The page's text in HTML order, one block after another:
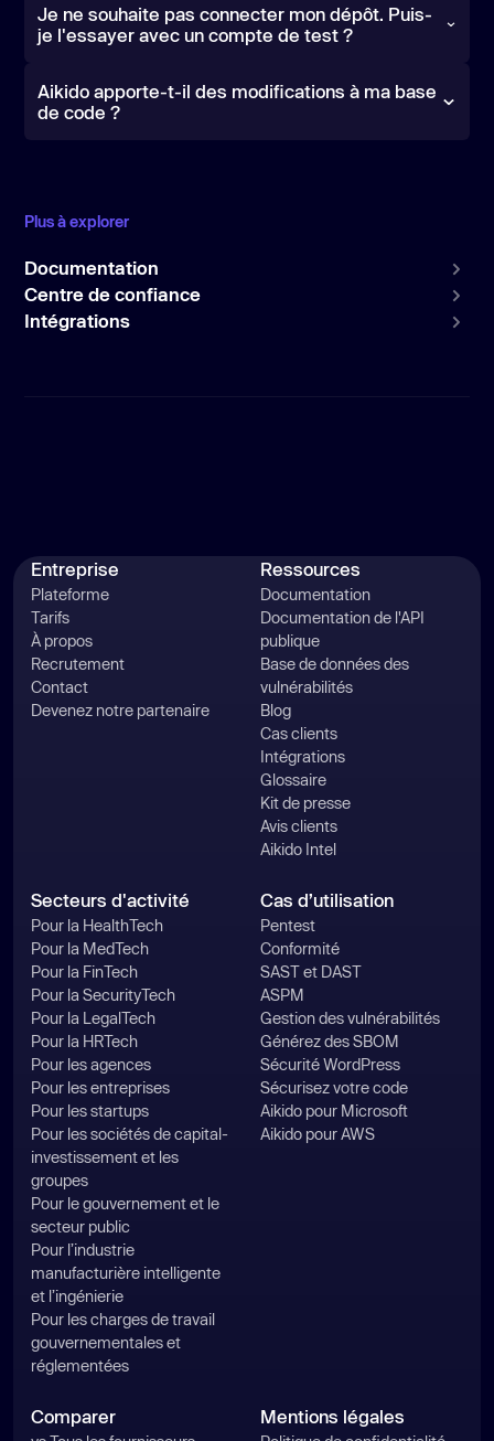
Je ne souhaite pas connecter mon dépôt. Puis-
je l'essayer avec un compte de test ?
Aikido apporte-t-il des modifications à ma base
de code ?
Plus à explorer
Documentation
Centre de confiance
Intégrations
Entreprise
Plateforme
Tarifs
À propos
Recrutement
Contact
Devenez notre partenaire
Ressources
Documentation
Documentation de l'API
publique
Base de données des
vulnérabilités
Blog
Cas clients
Intégrations
Glossaire
Kit de presse
Avis clients
Aikido Intel
Secteurs d'activité
Pour la HealthTech
Pour la MedTech
Pour la FinTech
Pour la SecurityTech
Pour la LegalTech
Pour la HRTech
Pour les agences
Pour les entreprises
Pour les startups
Pour les sociétés de capital-
investissement et les
groupes
Pour le gouvernement et le
secteur public
Pour l’industrie
manufacturière intelligente
et l’ingénierie
Pour les charges de travail
gouvernementales et
réglementées
Cas d’utilisation
Pentest
Conformité
SAST et DAST
ASPM
Gestion des vulnérabilités
Générez des SBOM
Sécurité WordPress
Sécurisez votre code
Aikido pour Microsoft
Aikido pour AWS
Comparer Mentions légales